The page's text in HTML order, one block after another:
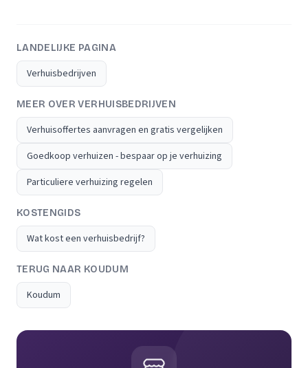
LANDELIJKE PAGINA
Verhuisbedrijven
MEER OVER VERHUISBEDRIJVEN
Verhuisoffertes aanvragen en gratis vergelijken
Goedkoop verhuizen - bespaar op je verhuizing
Particuliere verhuizing regelen
KOSTENGIDS
Wat kost een verhuisbedrijf?
TERUG NAAR KOUDUM
Koudum